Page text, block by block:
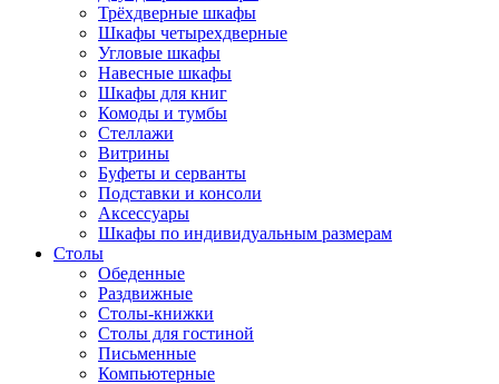
Трёхдверные шкафы
Шкафы четырехдверные
Угловые шкафы
Навесные шкафы
Шкафы для книг
Комоды и тумбы
Стеллажи
Витрины
Буфеты и серванты
Подставки и консоли
Аксессуары
Шкафы по индивидуальным размерам
Столы
Обеденные
Раздвижные
Столы-книжки
Столы для гостиной
Письменные
Компьютерные